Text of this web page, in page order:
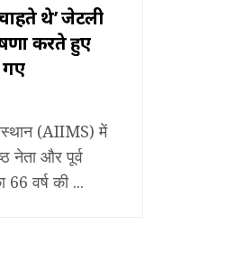
थे’ जेटली
करते हुए
गए
(AIIMS) में
नेता और पूर्व
वर्ष की ...